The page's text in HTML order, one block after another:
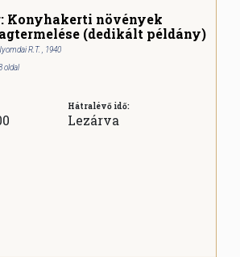
Konyhakerti növények
(dedikált példány)
R.T. , 1940
oldal
Hátralévő idő:
Lezárva